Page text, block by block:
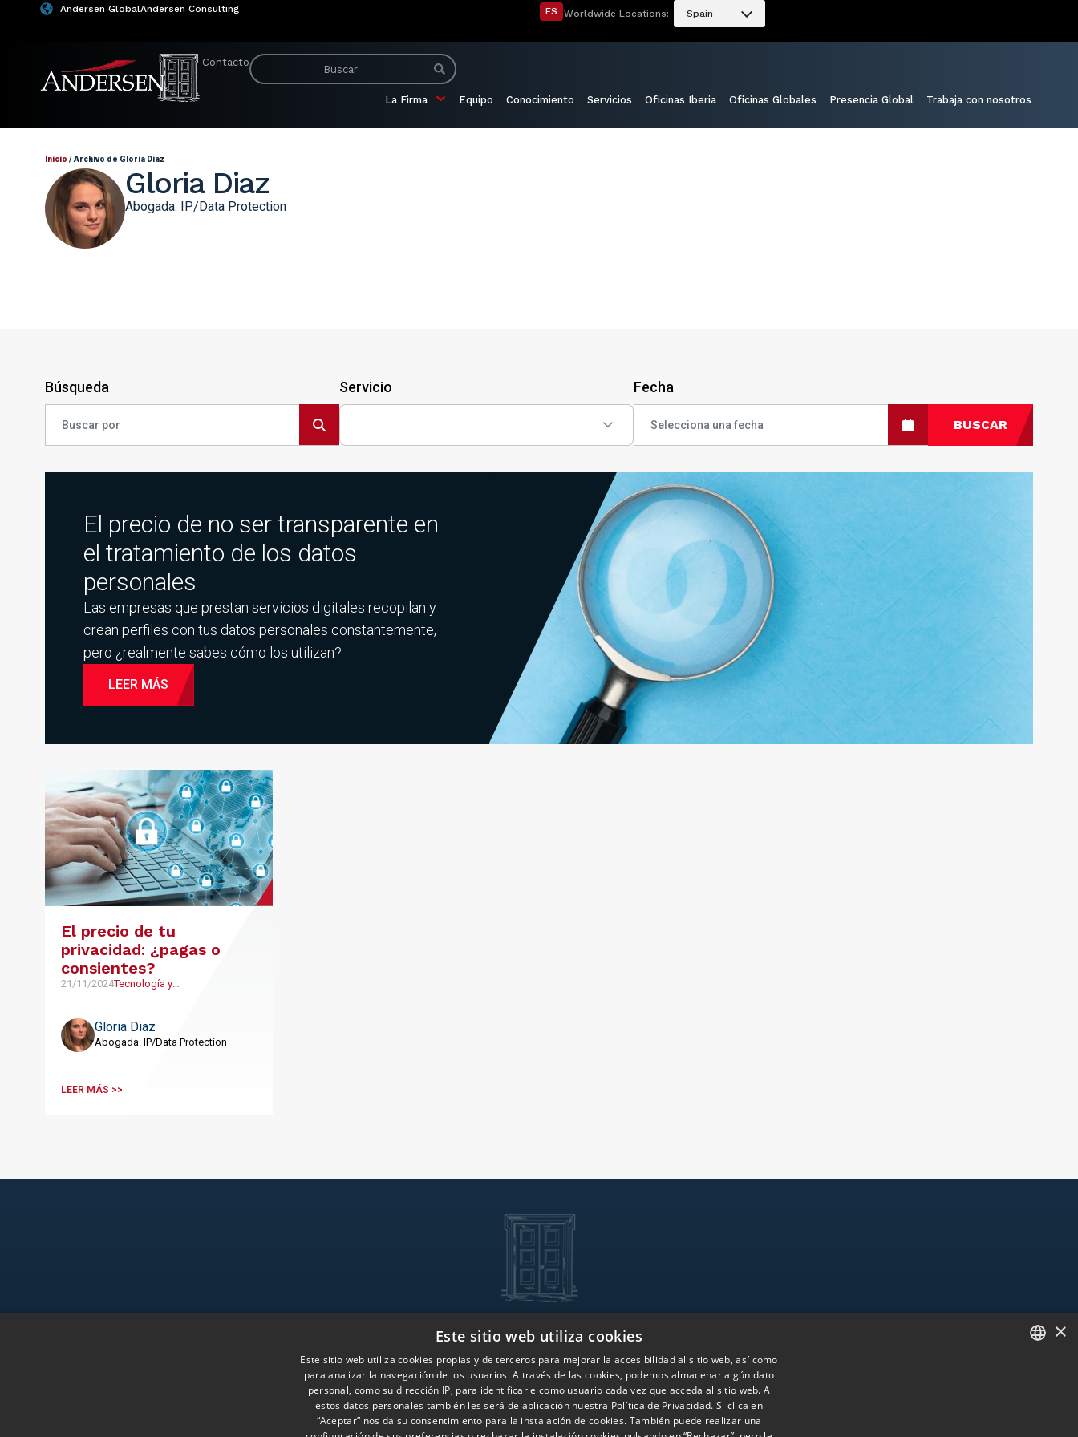
Andersen GlobalAndersen Consulting ES Worldwide Locations: Spain
Contacto
La Firma Equipo Conocimiento Servicios Oficinas Iberia Oficinas Globales Presencia Global Trabaja con nosotros
Inicio /Archivo de Gloria Diaz
Gloria Diaz
Abogada. IP/Data Protection
Búsqueda Servicio Fecha
BUSCAR
El precio de no ser transparente en
el tratamiento de los datos
personales
Las empresas que prestan servicios digitales recopilan y
crean perfiles con tus datos personales constantemente,
pero ¿realmente sabes cómo los utilizan?
LEER MÁS
El precio de tu
privacidad: ¿pagas o
consientes?
21/11/2024Tecnología y
Gloria Diaz
Abogada. IP/Data Protection
LEER MÁS >>
Equipo
Conocimiento
Oficinas Iberia
Oficinas Globales
Trabaja con nosotros
Contacto
×
Este sitio web utiliza cookies
Este sitio web utiliza cookies propias y de terceros para mejorar la accesibilidad al sitio web, así como
para analizar la navegación de los usuarios. A través de las cookies, podemos almacenar algún dato
personal, como su dirección IP, para identificarle como usuario cada vez que acceda al sitio web. A
estos datos personales también les será de aplicación nuestra Política de Privacidad. Si clica en
“Aceptar” nos da su consentimiento para la instalación de cookies. También puede realizar una